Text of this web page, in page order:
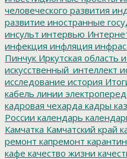
человеческого развития
развитие иностранные
инсульт интервью
инфекция инфляция
Пинчук Иркутская область
искусственный_интеллект
исследование история
кабель линии
кадровая чехарда кадры
России календарь
Камчатка Камчатский край
ремонт капремонт карантин
кафе качество жизни